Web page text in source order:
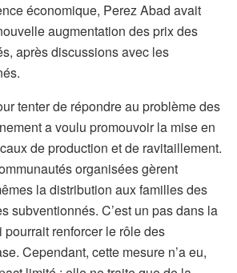
économique, Perez Abad avait
augmentation des prix des
après discussions avec les
tenter de répondre au problème des
a voulu promouvoir la mise en
de production et de ravitaillement.
organisées gèrent
la distribution aux familles des
subventionnés. C’est un pas dans la
renforcer le rôle des
Cependant, cette mesure n’a eu,